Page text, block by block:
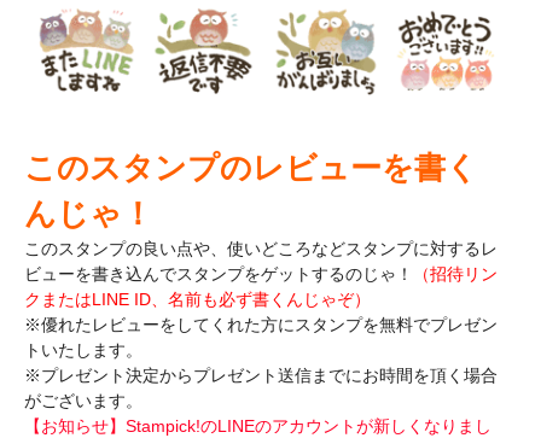
このスタンプのレビューを書く
んじゃ！
このスタンプの良い点や、使いどころなどスタンプに対するレ
ビューを書き込んでスタンプをゲットするのじゃ！
（招待リン
クまたはLINE ID、名前も必ず書くんじゃぞ）
※優れたレビューをしてくれた方にスタンプを無料でプレゼン
トいたします。
※プレゼント決定からプレゼント送信までにお時間を頂く場合
がございます。
【お知らせ】Stampick!のLINEのアカウントが新しくなりまし